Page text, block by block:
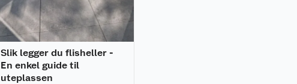
Slik legger du flisheller -
En enkel guide til
uteplassen